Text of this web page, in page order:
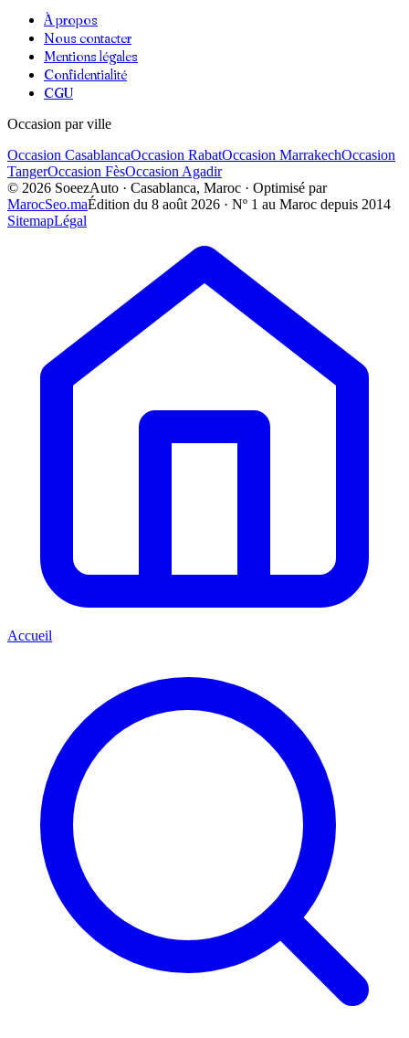
À propos
Nous contacter
Mentions légales
Confidentialité
CGU
Occasion par ville
Occasion CasablancaOccasion RabatOccasion MarrakechOccasion
TangerOccasion FèsOccasion Agadir
© 2026 SoeezAuto · Casablanca, Maroc · Optimisé par
MarocSeo.maÉdition du 8 août 2026 · Nº 1 au Maroc depuis 2014
SitemapLégal
Accueil